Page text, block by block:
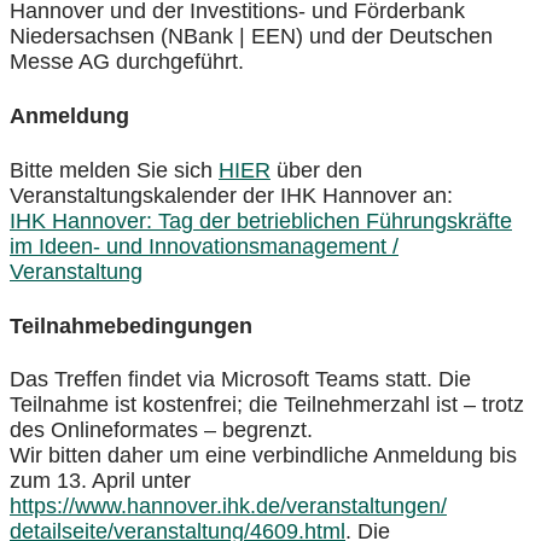
Hannover und der Investitions- und Förderbank
Niedersachsen (NBank | EEN) und der Deutschen
Messe AG durchgeführt.
Anmeldung
Bitte melden Sie sich HIER über den
Veranstaltungskalender der IHK Hannover an:
IHK Hannover: Tag der betrieblichen Führungskräfte
im Ideen- und Innovationsmanagement /
Veranstaltung
Teilnahmebedingungen
Das Treffen findet via Microsoft Teams statt. Die
Teilnahme ist kostenfrei; die Teilnehmerzahl ist – trotz
des Onlineformates – begrenzt.
Wir bitten daher um eine verbindliche Anmeldung bis
zum 13. April unter
https://www.hannover.ihk.de/veranstaltungen/
detailseite/veranstaltung/4609.html . Die